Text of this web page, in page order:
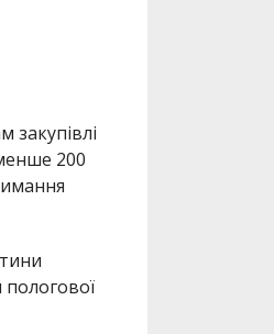
закупівлі
200